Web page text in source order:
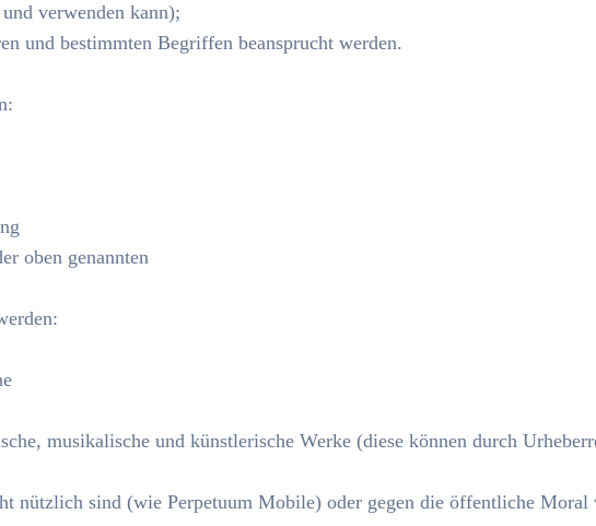
verwenden kann);
und bestimmten Begriffen beansprucht werden.
oben genannten
musikalische und künstlerische Werke (diese können durch
nützlich sind (wie Perpetuum Mobile) oder gegen die öffentliche Moral